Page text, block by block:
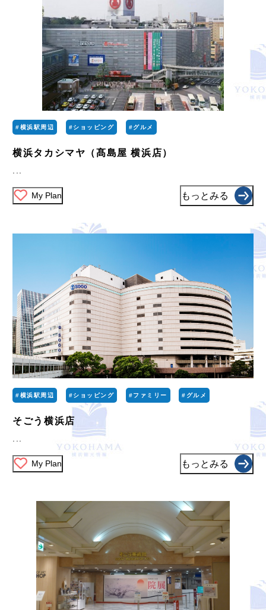
#横浜駅周辺 #ショッピング #グルメ
横浜タカシマヤ（髙島屋 横浜店）
My Plan もっとみる
#横浜駅周辺 #ショッピング #ファミリー #グルメ
そごう横浜店
My Plan もっとみる